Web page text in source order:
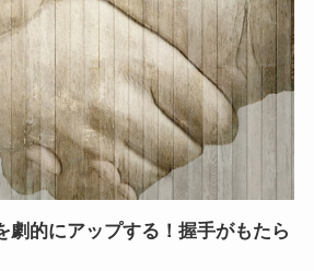
劇的にアップする！握手がもたら